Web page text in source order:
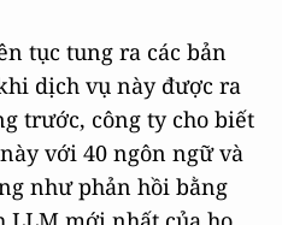
tục tung ra các bản
dịch vụ này được ra
trước, công ty cho biết
với 40 ngôn ngữ và
như phản hồi bằng